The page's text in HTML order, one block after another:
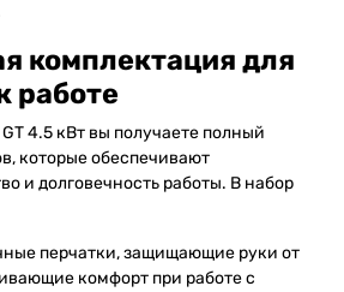
комплектация для
работе
4.5 кВт вы получаете полный
которые обеспечивают
и долговечность работы. В набор
перчатки, защищающие руки от
комфорт при работе с